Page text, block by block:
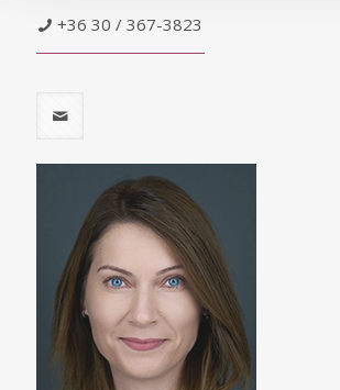
+36 30 / 367-3823